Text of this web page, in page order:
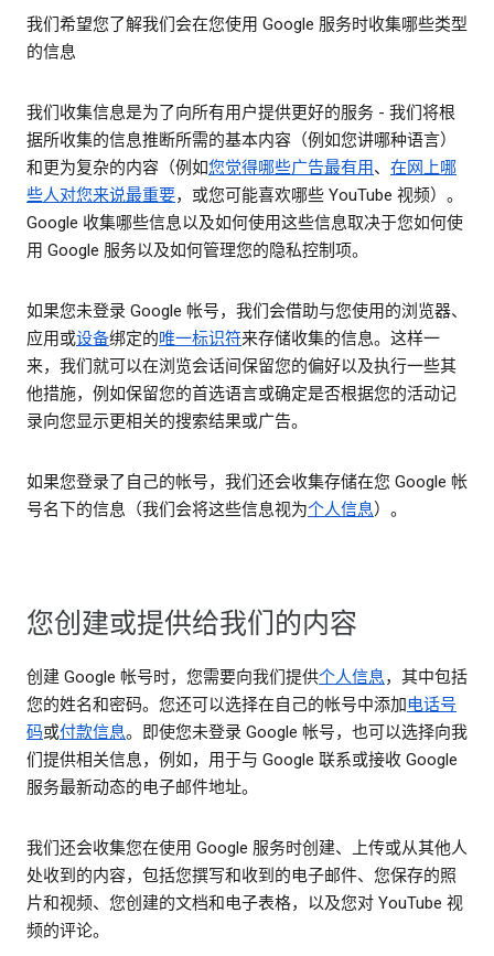
我们希望您了解我们会在您使用 Google 服务时收集哪些类型
的信息
我们收集信息是为了向所有用户提供更好的服务 - 我们将根
据所收集的信息推断所需的基本内容（例如您讲哪种语言）
和更为复杂的内容（例如您觉得哪些广告最有用、 在网上哪
些人对您来说最重要，或您可能喜欢哪些 YouTube 视频）。
Google 收集哪些信息以及如何使用这些信息取决于您如何使
用 Google 服务以及如何管理您的隐私控制项。
如果您未登录 Google 帐号，我们会借助与您使用的浏览器、
应用或设备绑定的唯一标识符来存储收集的信息。这样一
来，我们就可以在浏览会话间保留您的偏好以及执行一些其
他措施，例如保留您的首选语言或确定是否根据您的活动记
录向您显示更相关的搜索结果或广告。
如果您登录了自己的帐号，我们还会收集存储在您 Google 帐
号名下的信息（我们会将这些信息视为个人信息）。
您创建或提供给我们的内容
创建 Google 帐号时，您需要向我们提供个人信息，其中包括
您的姓名和密码。您还可以选择在自己的帐号中添加电话号
码或付款信息。即使您未登录 Google 帐号，也可以选择向我
们提供相关信息，例如，用于与 Google 联系或接收 Google
服务最新动态的电子邮件地址。
我们还会收集您在使用 Google 服务时创建、上传或从其他人
处收到的内容，包括您撰写和收到的电子邮件、您保存的照
片和视频、您创建的文档和电子表格，以及您对 YouTube 视
频的评论。